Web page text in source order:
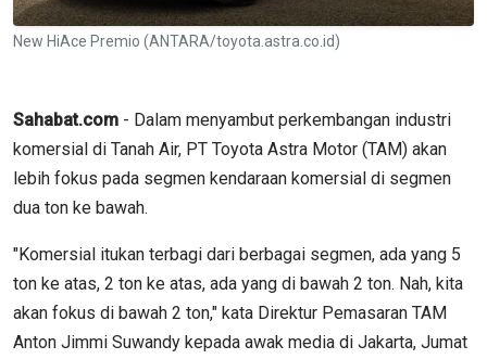
New HiAce Premio (ANTARA/toyota.astra.co.id)
Sahabat.com - Dalam menyambut perkembangan industri
komersial di Tanah Air, PT Toyota Astra Motor (TAM) akan
lebih fokus pada segmen kendaraan komersial di segmen
dua ton ke bawah.
"Komersial itukan terbagi dari berbagai segmen, ada yang 5
ton ke atas, 2 ton ke atas, ada yang di bawah 2 ton. Nah, kita
akan fokus di bawah 2 ton," kata Direktur Pemasaran TAM
Anton Jimmi Suwandy kepada awak media di Jakarta, Jumat